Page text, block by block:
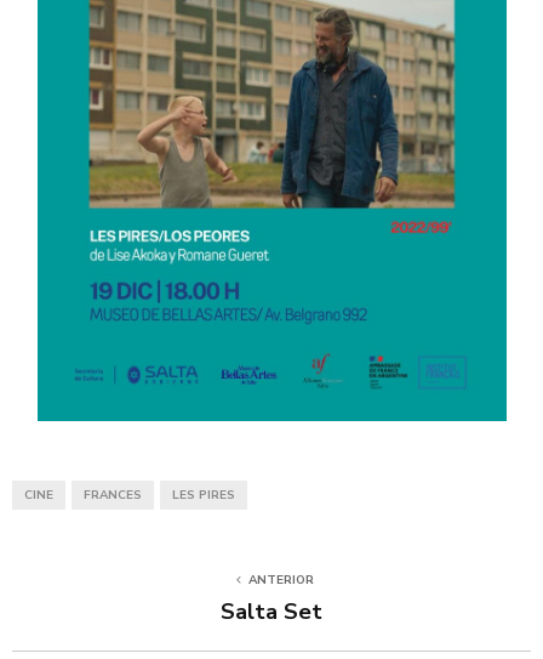
CINE FRANCES LES PIRES
ANTERIOR
Salta Set